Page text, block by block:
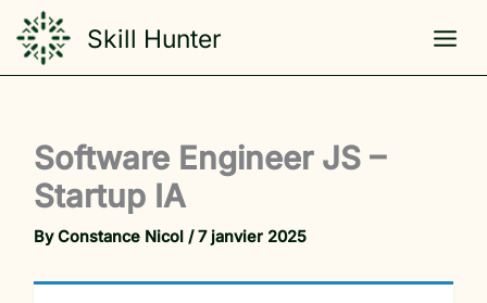
content
Skill Hunter
Software Engineer JS –
Startup IA
ByConstance Nicol/7 janvier 2025